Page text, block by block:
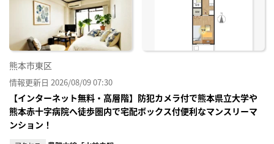
熊本市東区
情報更新日 2026/08/09 07:30
【インターネット無料・高層階】防犯カメラ付で熊本県立大学や
熊本赤十字病院へ徒歩圏内で宅配ボックス付便利なマンスリーマ
ンション！